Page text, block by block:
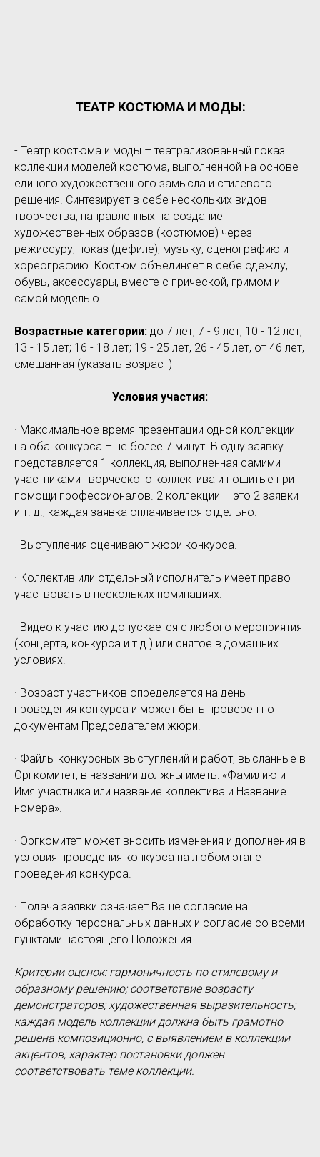
ТЕАТР КОСТЮМА И МОДЫ:
- Театр костюма и моды – театрализованный показ
коллекции моделей костюма, выполненной на основе
единого художественного замысла и стилевого
решения. Синтезирует в себе нескольких видов
творчества, направленных на создание
художественных образов (костюмов) через
режиссуру, показ (дефиле), музыку, сценографию и
хореографию. Костюм объединяет в себе одежду,
обувь, аксессуары, вместе с прической, гримом и
самой моделью.
Возрастные категории: до 7 лет, 7 - 9 лет; 10 - 12 лет;
13 - 15 лет; 16 - 18 лет; 19 - 25 лет, 26 - 45 лет, от 46 лет,
смешанная (указать возраст)
Условия участия:
· Максимальное время презентации одной коллекции
на оба конкурса – не более 7 минут. В одну заявку
представляется 1 коллекция, выполненная самими
участниками творческого коллектива и пошитые при
помощи профессионалов. 2 коллекции – это 2 заявки
и т. д., каждая заявка оплачивается отдельно.
· Выступления оценивают жюри конкурса.
· Коллектив или отдельный исполнитель имеет право
участвовать в нескольких номинациях.
· Видео к участию допускается с любого мероприятия
(концерта, конкурса и т.д.) или снятое в домашних
условиях.
· Возраст участников определяется на день
проведения конкурса и может быть проверен по
документам Председателем жюри.
· Файлы конкурсных выступлений и работ, высланные в
Оргкомитет, в названии должны иметь: «Фамилию и
Имя участника или название коллектива и Название
номера».
· Оргкомитет может вносить изменения и дополнения в
условия проведения конкурса на любом этапе
проведения конкурса.
· Подача заявки означает Ваше согласие на
обработку персональных данных и согласие со всеми
пунктами настоящего Положения.
Критерии оценок: гармоничность по стилевому и
образному решению; соответствие возрасту
демонстраторов; художественная выразительность;
каждая модель коллекции должна быть грамотно
решена композиционно, с выявлением в коллекции
акцентов; характер постановки должен
соответствовать теме коллекции.